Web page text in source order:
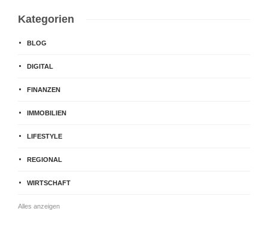
Kategorien
BLOG
DIGITAL
FINANZEN
IMMOBILIEN
LIFESTYLE
REGIONAL
WIRTSCHAFT
Alles anzeigen